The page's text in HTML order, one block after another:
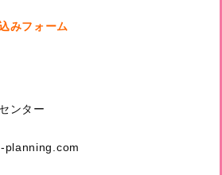
みフォーム
ンター
planning.com